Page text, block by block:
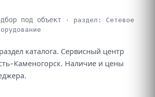
под объект · раздел: Сетевое
каталога. Сервисный центр
Каменогорск. Наличие и цены